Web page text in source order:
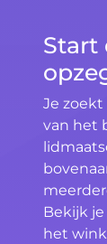
Start
Je
van het
Bekijk
het